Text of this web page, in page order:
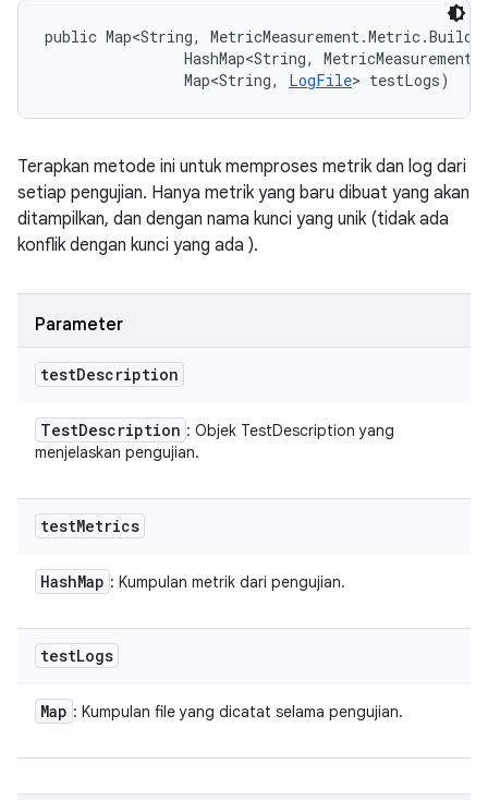
public Map<String,
HashMap<String,
                Map<String,
LogFile> testLogs)
Terapkan metode ini untuk memproses metrik dan log dari
setiap pengujian. Hanya metrik yang baru dibuat yang akan
ditampilkan, dan dengan nama kunci yang unik (tidak ada
konflik dengan kunci yang ada ).
Parameter
testDescription
TestDescription : Objek TestDescription yang
menjelaskan pengujian.
testMetrics
HashMap : Kumpulan metrik dari pengujian.
testLogs
Map : Kumpulan file yang dicatat selama pengujian.